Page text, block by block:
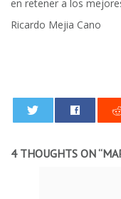
en retener a los
Ricardo Mejia Cano
4 THOUGHTS ON “